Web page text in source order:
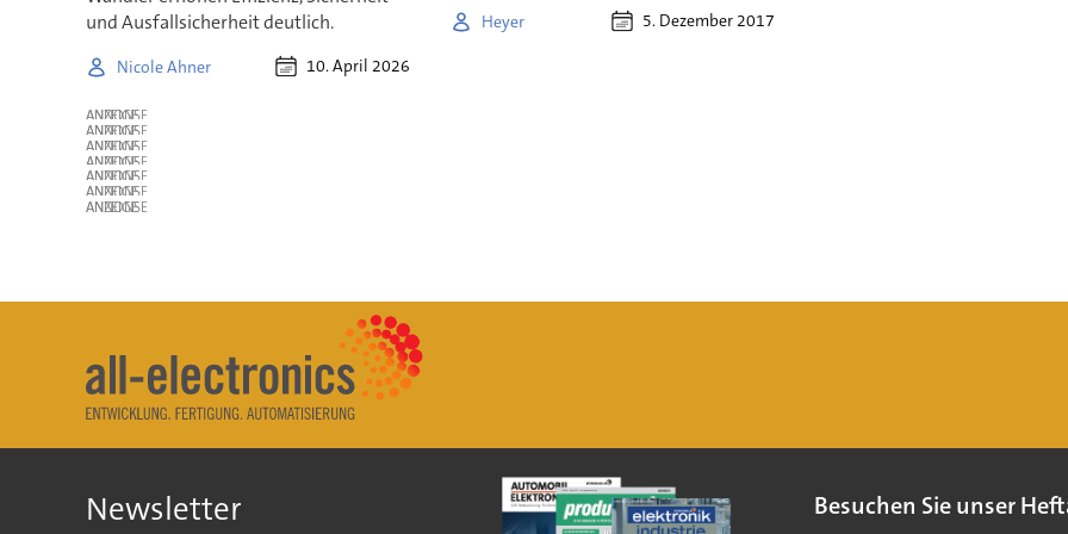
und Ausfallsicherheit deutlich.
Nicole Ahner 10. April 2026
Heyer 5. Dezember 2017
ANZEIGE
ANZEIGE
ANZEIGE
ANZEIGE
ANZEIGE
ANZEIGE
ANZEIGE
Newsletter Besuchen Sie unser